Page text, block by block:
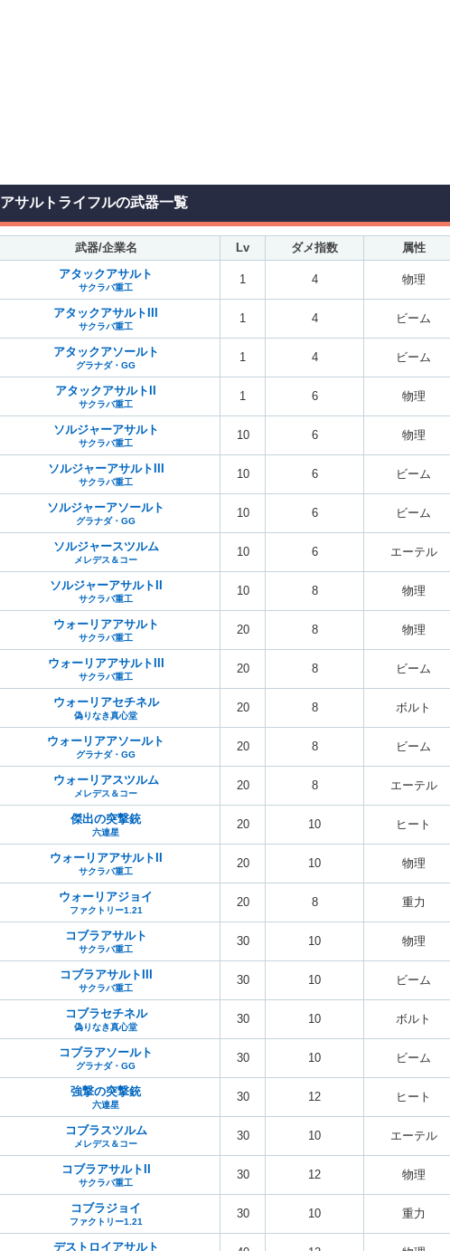
アサルトライフルの武器一覧
武器/企業名 Lv ダメ指数
属性
アタックアサルト
サクラバ重工
1 4 物理
アタックアサルトIII
サクラバ重工
1 4 ビーム
アタックアソールト
グラナダ・GG
1 4 ビーム
アタックアサルトII
サクラバ重工
1 6 物理
ソルジャーアサルト
サクラバ重工
10 6 物理
ソルジャーアサルトIII
サクラバ重工
10 6 ビーム
ソルジャーアソールト
グラナダ・GG
10 6 ビーム
ソルジャースツルム
メレデス＆コー
10 6 エーテル
ソルジャーアサルトII
サクラバ重工
10 8 物理
ウォーリアアサルト
サクラバ重工
20 8 物理
ウォーリアアサルトIII
サクラバ重工
20 8 ビーム
ウォーリアセチネル
偽りなき真心堂
20 8 ボルト
ウォーリアアソールト
グラナダ・GG
20 8 ビーム
ウォーリアスツルム
メレデス＆コー
20 8 エーテル
傑出の突撃銃
六連星
20 10 ヒート
ウォーリアアサルトII
サクラバ重工
20 10 物理
ウォーリアジョイ
ファクトリー1.21
20 8 重力
コブラアサルト
サクラバ重工
30 10 物理
コブラアサルトIII
サクラバ重工
30 10 ビーム
コブラセチネル
偽りなき真心堂
30 10 ボルト
コブラアソールト
グラナダ・GG
30 10 ビーム
強撃の突撃銃
六連星
30 12 ヒート
コブラスツルム
メレデス＆コー
30 10 エーテル
コブラアサルトII
サクラバ重工
30 12 物理
コブラジョイ
ファクトリー1.21
30 10 重力
デストロイアサルト